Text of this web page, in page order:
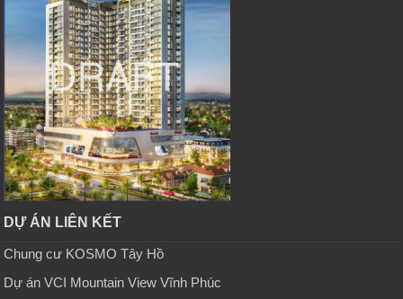
DỰ ÁN LIÊN KẾT
Chung cư KOSMO Tây Hồ
Dự án VCI Mountain View Vĩnh Phúc